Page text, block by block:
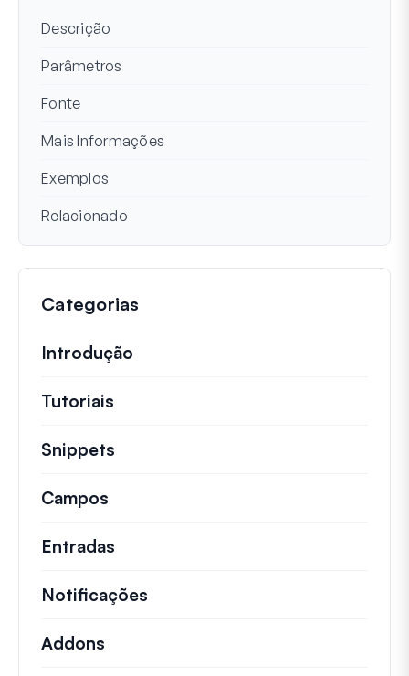
Descrição
Parâmetros
Fonte
Mais Informações
Exemplos
Relacionado
Categorias
Introdução
Tutoriais
Snippets
Campos
Entradas
Notificações
Addons